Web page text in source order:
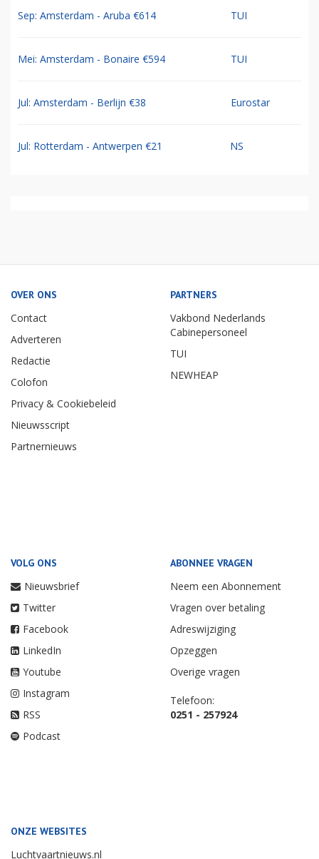
Sep: Amsterdam - Aruba €614 TUI
Mei: Amsterdam - Bonaire €594 TUI
Jul: Amsterdam - Berlijn €38 Eurostar
Jul: Rotterdam - Antwerpen €21 NS
OVER ONS
Contact
Adverteren
Redactie
Colofon
Privacy & Cookiebeleid
Nieuwsscript
Partnernieuws
PARTNERS
Vakbond Nederlands
Cabinepersoneel
TUI
NEWHEAP
VOLG ONS
Nieuwsbrief
Twitter
Facebook
LinkedIn
Youtube
Instagram
RSS
Podcast
ABONNEE VRAGEN
Neem een Abonnement
Vragen over betaling
Adreswijziging
Opzeggen
Overige vragen
Telefoon:
0251 - 257924
ONZE WEBSITES
Luchtvaartnieuws.nl